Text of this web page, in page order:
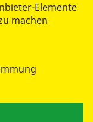
o
Elemente
machen